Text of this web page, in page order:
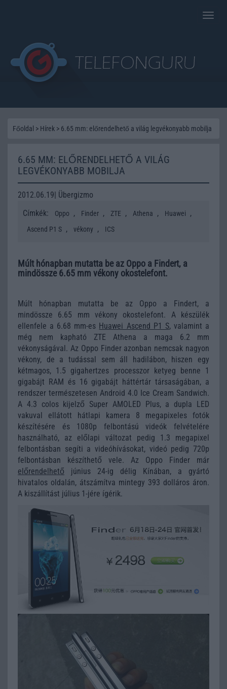
Toggle
Főoldal > Hírek > 6.65 mm: előrendelhető a világ legvékonyabb mobilja
6.65 MM: ELŐRENDELHETŐ A VILÁG
LEGVÉKONYABB MOBILJA
2012.06.19| Übergizmo
Címkék:
Oppo , Finder , ZTE , Athena , Huawei ,
Ascend P1 S , vékony , ICS
Múlt hónapban mutatta be az Oppo a Findert, a
mindössze 6.65 mm vékony okostelefont.
Múlt hónapban mutatta be az Oppo a Findert, a
mindössze 6.65 mm vékony okostelefont. A készülék
ellenfele a 6.68 mm-es Huawei Ascend P1 S, valamint a
még nem kapható ZTE Athena a maga 6.2 mm
vékonyságával. Az Oppo Finder azonban nemcsak nagyon
vékony, de a tudással sem áll hadilábon, hiszen egy
kétmagos, 1.5 gigahertzes processzor ketyeg benne 1
gigabájt RAM és 16 gigabájt háttértár társaságában, a
rendszer természetesen Android 4.0 Ice Cream Sandwich.
A 4.3 colos kijelző Super AMOLED Plus, a dupla LED
vakuval ellátott hátlapi kamera 8 megapixeles fotók
készítésére és 1080p felbontású videók felvételére
használható, az előlapi változat pedig 1.3 megapixel
felbontásban segíti a videóhívásokat, videó pedig 720p
felbontásban készíthető vele. Az Oppo Finder már
előrendelhető június 24-ig délig Kínában, a gyártó
hivatalos oldalán, átszámítva mintegy 393 dolláros áron.
A kiszállítást július 1-jére ígérik.